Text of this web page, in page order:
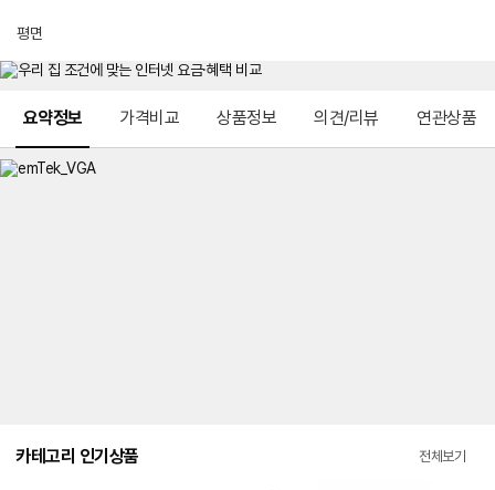
평면
요약정보 가격비교 상품정보 의견/리뷰 연관상품
카테고리 인기상품 전체보기